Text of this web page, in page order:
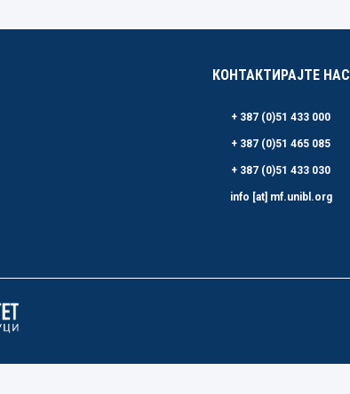
КОНТАКТИРАЈТЕ НАС
+ 387 (0)51 433 000
+ 387 (0)51 465 085
+ 387 (0)51 433 030
info [at] mf.unibl.org